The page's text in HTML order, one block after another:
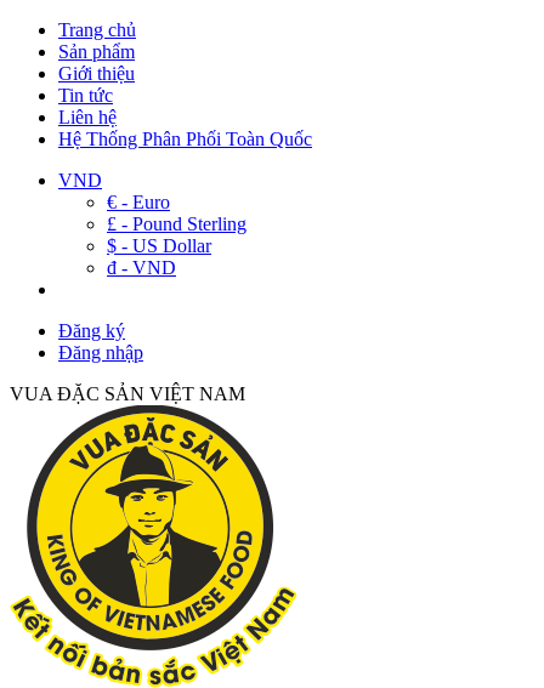
Trang chủ
Sản phẩm
Giới thiệu
Tin tức
Liên hệ
Hệ Thống Phân Phối Toàn Quốc
VND
€ - Euro
£ - Pound Sterling
$ - US Dollar
đ - VND
Đăng ký
Đăng nhập
VUA ĐẶC SẢN VIỆT NAM